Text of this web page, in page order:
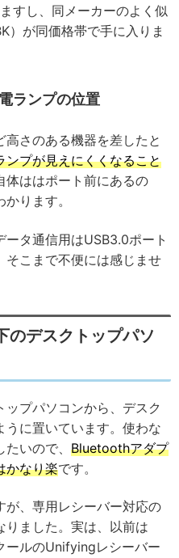
すし、同メーカーのよく似
）が同価格帯で手に入りま
ランプの位置
さのある機器を差したと
ンプが見えにくくなること
体ははポート前にあるの
ります。
タ通信用はUSB3.0ポート
そこまで不便には感じませ
のデスクトップパソ
プパソコンから、デスク
うに置いています。使わな
いので、 Bluetoothアダプ
かなり楽です。
が、専用レシーバー対応の
りました。実は、以前は
ールのUnifyingレシーバー